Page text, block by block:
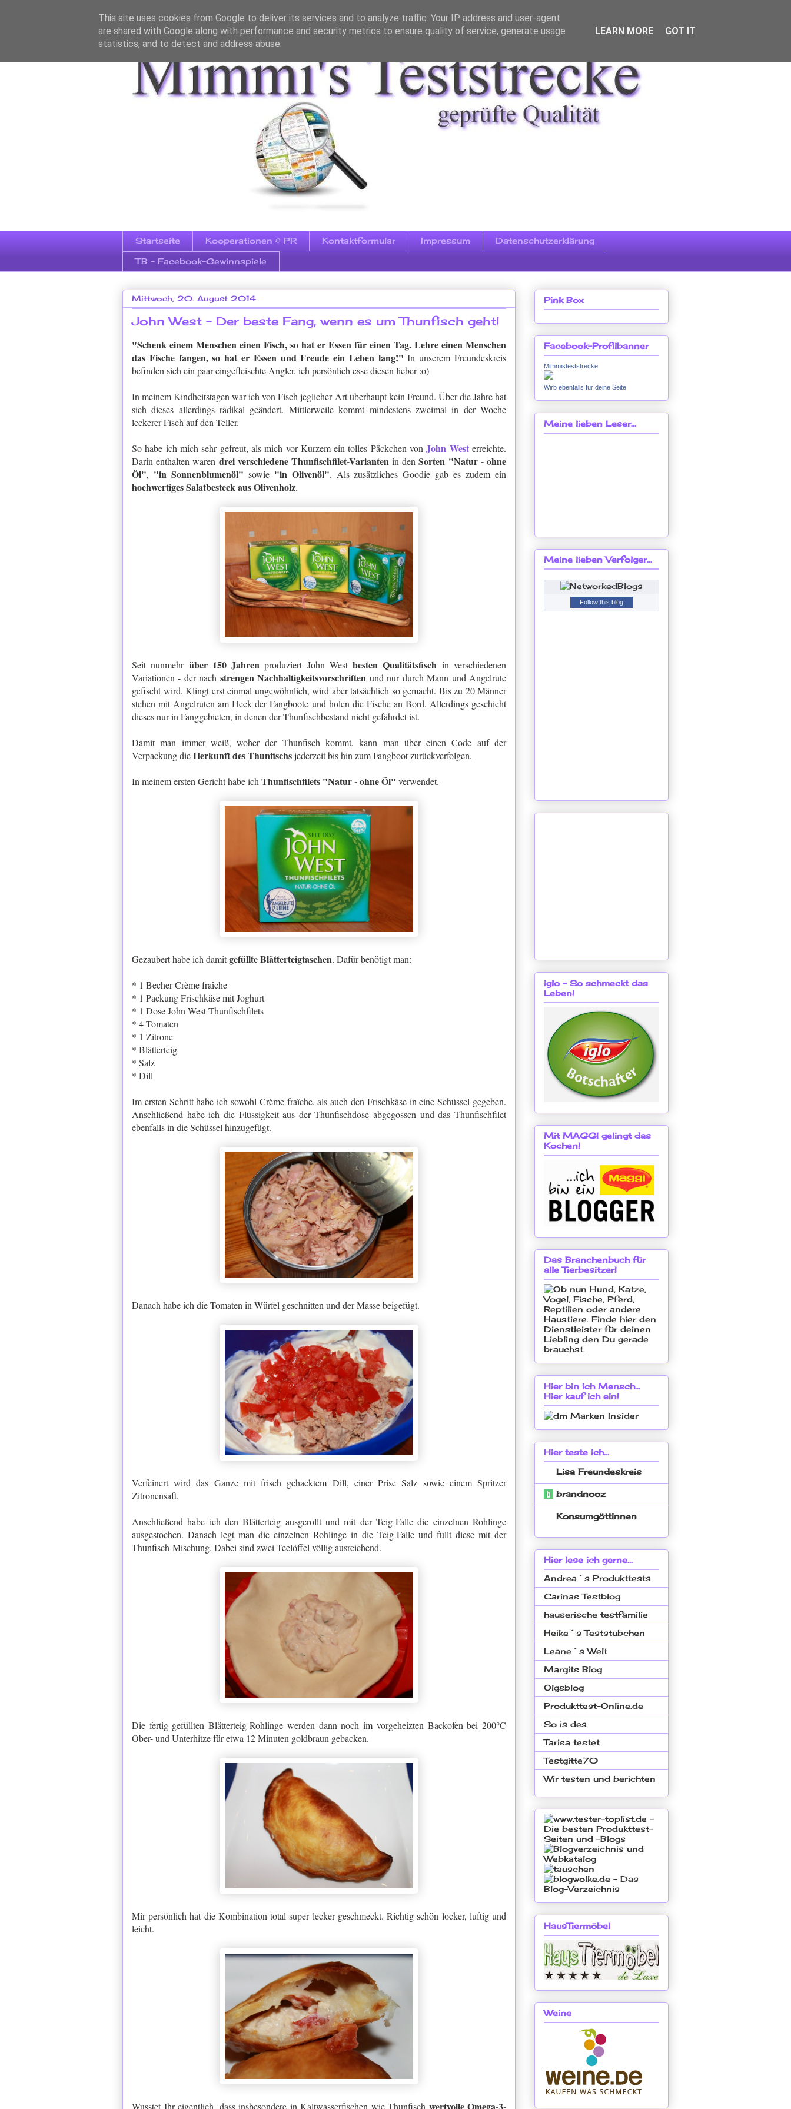
Startseite Kooperationen & PR Kontaktformular Impressum Datenschutzerklärung
TB - Facebook-Gewinnspiele
Mittwoch, 20. August 2014
John West - Der beste Fang, wenn es um Thunfisch geht!
"Schenk einem Menschen einen Fisch, so hat er Essen für einen Tag. Lehre einen Menschen
das Fische fangen, so hat er Essen und Freude ein Leben lang!" In unserem Freundeskreis
befinden sich ein paar eingefleischte Angler, ich persönlich esse diesen lieber :o)
In meinem Kindheitstagen war ich von Fisch jeglicher Art überhaupt kein Freund. Über die Jahre hat
sich dieses allerdings radikal geändert. Mittlerweile kommt mindestens zweimal in der Woche
leckerer Fisch auf den Teller.
So habe ich mich sehr gefreut, als mich vor Kurzem ein tolles Päckchen vonJohn Westerreichte.
Darin enthalten waren drei verschiedene Thunfischfilet-Varianten in denSorten "Natur - ohne
Öl", "in Sonnenblumenöl" sowie "in Olivenöl". Als zusätzliches Goodie gab es zudem ein
hochwertiges Salatbesteck aus Olivenholz.
Seit nunmehr über 150 Jahren produziert John Westbesten Qualitätsfisch in verschiedenen
Variationen - der nach strengen Nachhaltigkeitsvorschriften und nur durch Mann und Angelrute
gefischt wird. Klingt erst einmal ungewöhnlich, wird aber tatsächlich so gemacht. Bis zu 20 Männer
stehen mit Angelruten am Heck der Fangboote und holen die Fische an Bord. Allerdings geschieht
dieses nur in Fanggebieten, in denen der Thunfischbestand nicht gefährdet ist.
Damit man immer weiß, woher der Thunfisch kommt, kann man über einen Code auf der
Verpackung dieHerkunft des Thunfischsjederzeit bis hin zum Fangboot zurückverfolgen.
In meinem ersten Gericht habe ich Thunfischfilets "Natur - ohne Öl" verwendet.
Gezaubert habe ich damitgefüllte Blätterteigtaschen. Dafür benötigt man:
* 1 BecherCrème fraîche
* 1 Packung Frischkäse mit Joghurt
* 1 Dose John West Thunfischfilets
* 4 Tomaten
* 1 Zitrone
* Blätterteig
* Salz
* Dill
Im ersten Schritt habe ich sowohl Crèmefraîche, als auch den Frischkäse in eine Schüssel gegeben.
Anschließend habe ich die Flüssigkeit aus der Thunfischdose abgegossen und das Thunfischfilet
ebenfalls in die Schüssel hinzugefügt.
Danach habe ich die Tomaten in Würfel geschnitten und der Masse beigefügt.
Verfeinert wird das Ganze mit frisch gehacktem Dill, einer Prise Salz sowie einem Spritzer
Zitronensaft.
Anschließend habe ich den Blätterteig ausgerollt und mit der Teig-Falle die einzelnen Rohlinge
ausgestochen. Danach legt man die einzelnen Rohlinge in die Teig-Falle und füllt diese mit der
Thunfisch-Mischung. Dabei sind zwei Teelöffel völlig ausreichend.
Die fertig gefüllten Blätterteig-Rohlinge werden dann noch im vorgeheizten Backofen bei 200°C
Ober- und Unterhitze für etwa 12 Minuten goldbraun gebacken.
Mir persönlich hat die Kombination total super lecker geschmeckt. Richtig schön locker, luftig und
leicht.
Wusstet Ihr eigentlich, dass insbesondere in Kaltwasserfischen wie Thunfisch wertvolle Omega-3-
Pink Box
Facebook-Profilbanner
Mimmisteststrecke
Wirb ebenfalls für deine Seite
Meine lieben Leser...
Meine lieben Verfolger...
Follow this blog
iglo - So schmeckt das
Leben!
Mit MAGGI gelingt das
Kochen!
Das Branchenbuch für
alle Tierbesitzer!
Hier bin ich Mensch...
Hier kauf ich ein!
Hier teste ich...
Lisa Freundeskreis
brandnooz
Konsumgöttinnen
Hier lese ich gerne...
Andrea´s Produkttests
Carinas Testblog
hauserische testfamilie
Heike´s Teststübchen
Leane´s Welt
Margits Blog
Olgsblog
Produkttest-Online.de
So is des
Tarisa testet
Testgitte70
Wir testen und berichten
HausTiermöbel
Weine
This site uses cookies from Google to deliver its services and to analyze traffic. Your IP address and user-agent
are shared with Google along with performance and security metrics to ensure quality of service, generate usage
statistics, and to detect and address abuse.
LEARN MORE GOT IT